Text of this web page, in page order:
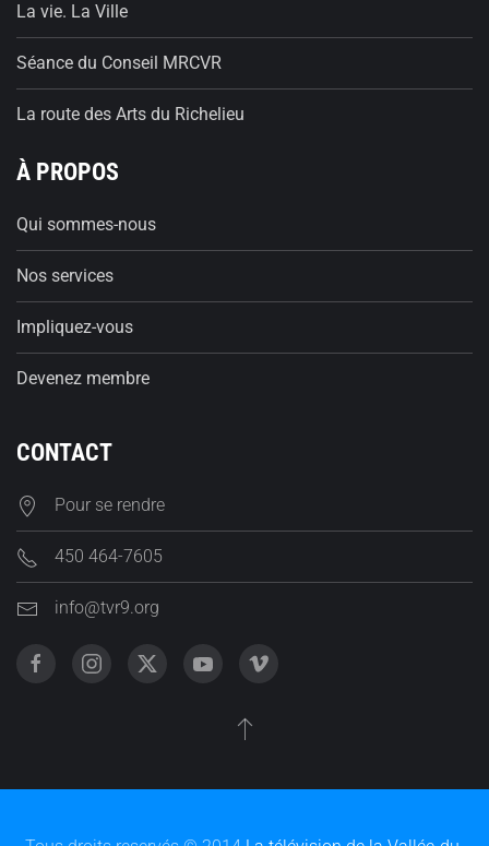
La vie. La Ville
Séance du Conseil MRCVR
La route des Arts du Richelieu
À PROPOS
Qui sommes-nous
Nos services
Impliquez-vous
Devenez membre
CONTACT
Pour se rendre
450 464-7605
info@tvr9.org